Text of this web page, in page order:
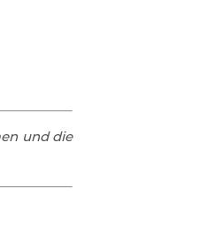
und die